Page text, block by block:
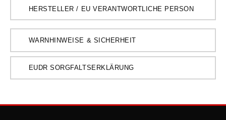
HERSTELLER / EU VERANTWORTLICHE PERSON
WARNHINWEISE & SICHERHEIT
EUDR SORGFALTSERKLÄRUNG